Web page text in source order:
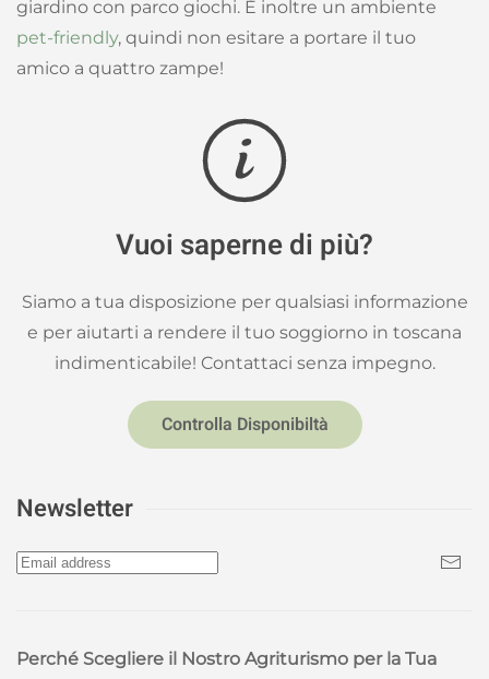
giardino con parco giochi. È inoltre un ambiente
pet-friendly, quindi non esitare a portare il tuo
amico a quattro zampe!
Vuoi saperne di più?
Siamo a tua disposizione per qualsiasi informazione
e per aiutarti a rendere il tuo soggiorno in toscana
indimenticabile! Contattaci senza impegno.
Controlla Disponibiltà
Newsletter
Perché Scegliere il Nostro Agriturismo per la Tua